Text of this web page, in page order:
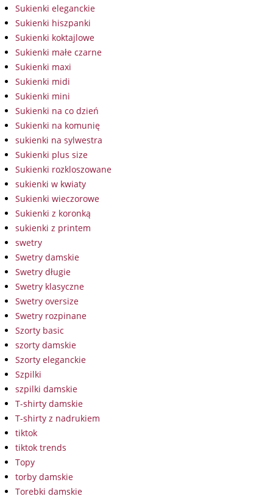
Sukienki eleganckie
Sukienki hiszpanki
Sukienki koktajlowe
Sukienki małe czarne
Sukienki maxi
Sukienki midi
Sukienki mini
Sukienki na co dzień
Sukienki na komunię
sukienki na sylwestra
Sukienki plus size
Sukienki rozkloszowane
sukienki w kwiaty
Sukienki wieczorowe
Sukienki z koronką
sukienki z printem
swetry
Swetry damskie
Swetry długie
Swetry klasyczne
Swetry oversize
Swetry rozpinane
Szorty basic
szorty damskie
Szorty eleganckie
Szpilki
szpilki damskie
T-shirty damskie
T-shirty z nadrukiem
tiktok
tiktok trends
Topy
torby damskie
Torebki damskie